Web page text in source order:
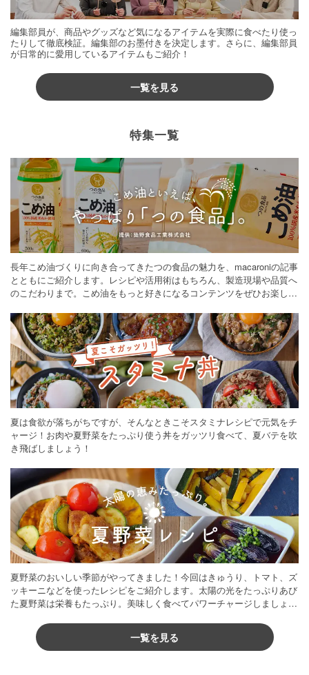
編集部員が、商品やグッズなど気になるアイテムを実際に食べたり使っ
たりして徹底検証。編集部のお墨付きを決定します。さらに、編集部員
が日常的に愛用しているアイテムもご紹介！
一覧を見る
特集一覧
長年こめ油づくりに向き合ってきたつの食品の魅力を、macaroniの記事
とともにご紹介します。レシピや活用術はもちろん、製造現場や品質へ
のこだわりまで。こめ油をもっと好きになるコンテンツをぜひお楽しみ
夏は食欲が落ちがちですが、そんなときこそスタミナレシピで元気をチ
ャージ！お肉や夏野菜をたっぷり使う丼をガッツリ食べて、夏バテを吹
き飛ばしましょう！
夏野菜のおいしい季節がやってきました！今回はきゅうり、トマト、ズ
ッキーニなどを使ったレシピをご紹介します。太陽の光をたっぷりあび
た夏野菜は栄養もたっぷり。美味しく食べてパワーチャージしましょう
一覧を見る